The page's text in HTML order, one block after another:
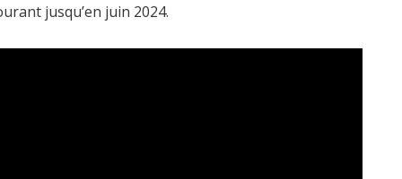
jusqu’en juin 2024.